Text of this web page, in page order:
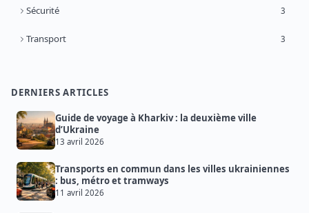
Sécurité 3
Transport 3
DERNIERS ARTICLES
Guide de voyage à Kharkiv : la deuxième ville
d’Ukraine
13 avril 2026
Transports en commun dans les villes ukrainiennes
: bus, métro et tramways
11 avril 2026